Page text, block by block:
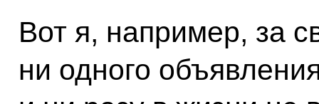
Вот я, например, за
ни одного